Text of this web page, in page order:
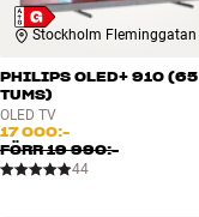
Stockholm Fleminggatan
PHILIPS OLED+ 910 (65
TUMS)
OLED TV
17 000:-
FÖRR19 990:-
44